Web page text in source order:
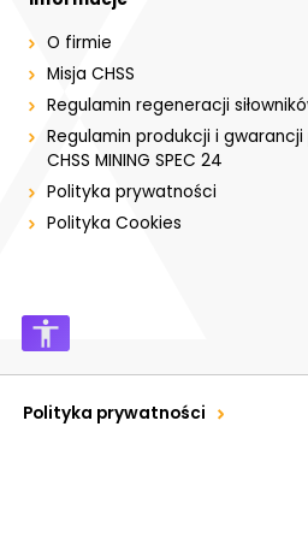
O firmie
Misja CHSS
Regulamin regeneracji
Regulamin produkcji i
CHSS MINING SPEC 24
Polityka prywatności
Polityka Cookies
Polityka prywatności